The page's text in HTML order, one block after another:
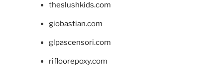
theslushkids.com
giobastian.com
glpascensori.com
rifloorepoxy.com